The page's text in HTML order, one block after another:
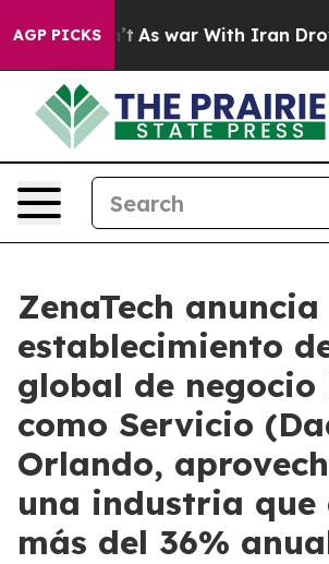
AGP PICKSAs war With Iran Drove oil
ZenaTech anuncia
establecimiento
global de negocio
como Servicio
Orlando,
una industria que
más del 36%